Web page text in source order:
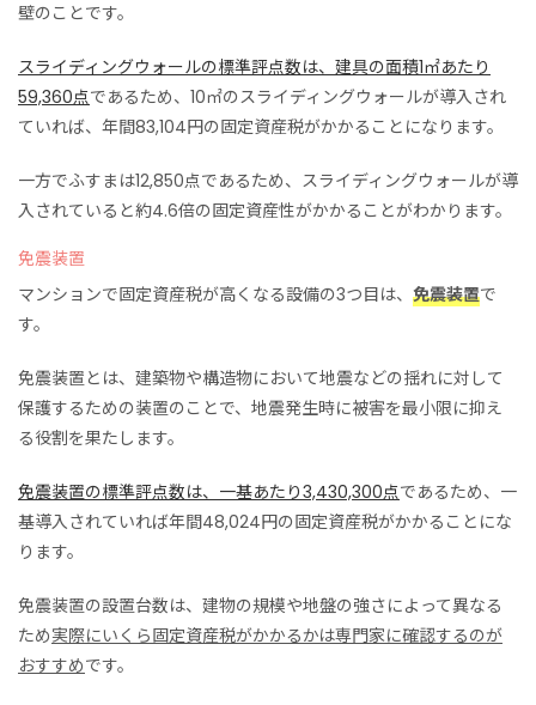
壁のことです。
スライディングウォールの標準評点数は、建具の面積1㎡あたり
59,360点であるため、10㎡のスライディングウォールが導入され
ていれば、年間83,104円の固定資産税がかかることになります。
一方でふすまは12,850点であるため、スライディングウォールが導
入されていると約4.6倍の固定資産性がかかることがわかります。
免震装置
マンションで固定資産税が高くなる設備の3つ目は、 免震装置で
す。
免震装置とは、建築物や構造物において地震などの揺れに対して
保護するための装置のことで、地震発生時に被害を最小限に抑え
る役割を果たします。
免震装置の標準評点数は、一基あたり3,430,300点であるため、一
基導入されていれば年間48,024円の固定資産税がかかることにな
ります。
免震装置の設置台数は、建物の規模や地盤の強さによって異なる
ため実際にいくら固定資産税がかかるかは専門家に確認するのが
おすすめです。